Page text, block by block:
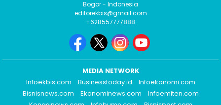
Bogor - Indonesia
editorekbis@gmail.com
+628557777888
MEDIA NETWORK
Infoekbis.com
Businesstoday.id
Infoekonomi.com
Bisnisnews.com
Ekonominews.com
Infoemiten.com